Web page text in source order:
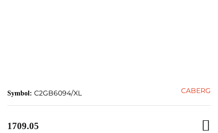
Symbol: C2GB6094/XL CABERG
1709.05